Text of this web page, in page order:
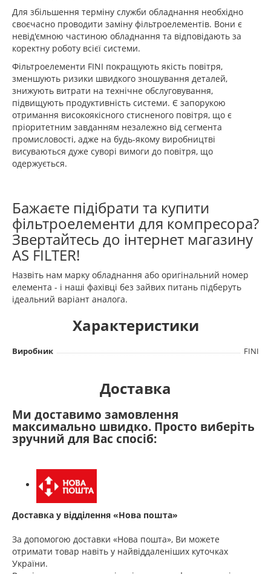
Для збільшення терміну служби обладнання необхідно
своєчасно проводити заміну фільтроелементів. Вони є
невід'ємною частиною обладнання та відповідають за
коректну роботу всієї системи.
Фільтроелементи FINI покращують якість повітря,
зменшують ризики швидкого зношування деталей,
знижують витрати на технічне обслуговування,
підвищують продуктивність системи. Є запорукою
отримання високоякісного стисненого повітря, що є
пріоритетним завданням незалежно від сегмента
промисловості, адже на будь-якому виробництві
висуваються дуже суворі вимоги до повітря, що
одержується.
Бажаєте підібрати та купити
фільтроелементи для компресора?
Звертайтесь до інтернет магазину
AS FILTER!
Назвіть нам марку обладнання або оригінальний номер
елемента - і наші фахівці без зайвих питань підберуть
ідеальний варіант аналога.
Характеристики
Виробник FINI
Доставка
Ми доставимо замовлення
максимально швидко. Просто виберіть
зручний для Вас спосіб:
Доставка у відділення «Нова пошта»
За допомогою доставки «Нова пошта», Ви можете
отримати товар навіть у найвіддаленіших куточках
України.